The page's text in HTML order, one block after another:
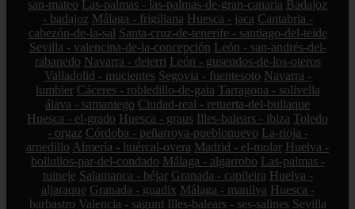
san-mateo Las-palmas - las-palmas-de-gran-canaria Badajoz
- badajoz Málaga - frigiliana Huesca - jaca Cantabria -
cabezón-de-la-sal Santa-cruz-de-tenerife - santiago-del-teide
Sevilla - valencina-de-la-concepción León - san-andrés-del-
rabanedo Navarra - deierri León - gusendos-de-los-oteros
Valladolid - mucientes Segovia - fuentesoto Navarra -
lumbier Cáceres - robledillo-de-gata Tarragona - solivella
álava - samaniego Ciudad-real - retuerta-del-bullaque
Huesca - el-grado Huesca - graus Illes-balears - ibiza Toledo
- orgaz Córdoba - peñarroya-pueblonuevo La-rioja -
arnedillo Almería - huércal-overa Madrid - el-molar Huelva -
bollullos-par-del-condado Málaga - algarrobo Las-palmas -
tuineje Salamanca - béjar Granada - capileira Huelva -
aljaraque Granada - guadix Málaga - manilva Huesca -
barbastro Valencia - sagunt Illes-balears - ses-salines Sevilla